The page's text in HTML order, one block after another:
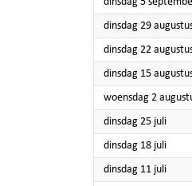
dinsdag 29
dinsdag 22
dinsdag 15
woensdag 2
dinsdag 25 juli2023
dinsdag 18 juli2023
dinsdag 11 juli2023